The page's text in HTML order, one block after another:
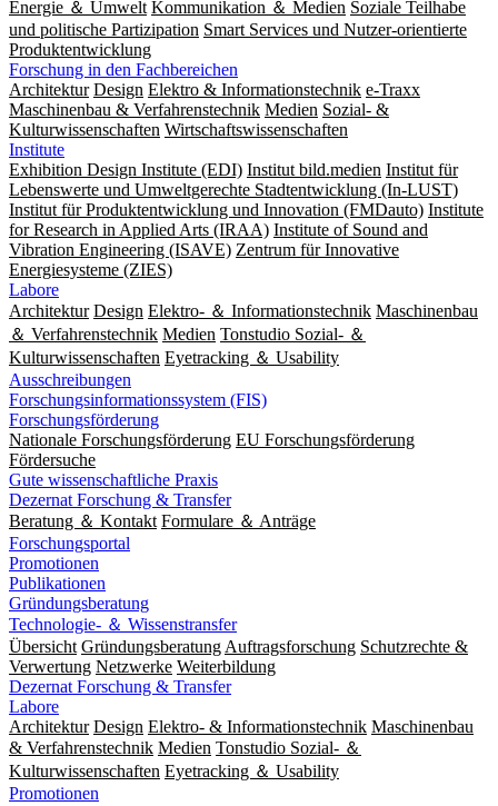
Energie ＆ Umwelt Kommunikation ＆ Medien Soziale Teilhabe
und politische Partizipation Smart Services und Nutzer-orientierte
Produktentwicklung
Forschung in den Fachbereichen
Architektur Design Elektro & Informationstechnik e-Traxx
Maschinenbau & Verfahrenstechnik Medien Sozial- &
Kulturwissenschaften Wirtschaftswissenschaften
Institute
Exhibition Design Institute (EDI) Institut bild.medien Institut für
Lebenswerte und Umweltgerechte Stadtentwicklung (In-LUST)
Institut für Produktentwicklung und Innovation (FMDauto) Institute
for Research in Applied Arts (IRAA) Institute of Sound and
Vibration Engineering (ISAVE) Zentrum für Innovative
Energiesysteme (ZIES)
Labore
Architektur Design Elektro- ＆ Informationstechnik Maschinenbau
＆ Verfahrenstechnik Medien Tonstudio Sozial- ＆
Kulturwissenschaften Eyetracking ＆ Usability
Ausschreibungen
Forschungsinformationssystem (FIS)
Forschungsförderung
Nationale Forschungsförderung EU Forschungsförderung
Fördersuche
Gute wissenschaftliche Praxis
Dezernat Forschung & Transfer
Beratung ＆ Kontakt Formulare ＆ Anträge
Forschungsportal
Promotionen
Publikationen
Gründungsberatung
Technologie- ＆ Wissenstransfer
Übersicht Gründungsberatung Auftragsforschung Schutzrechte &
Verwertung Netzwerke Weiterbildung
Dezernat Forschung & Transfer
Labore
Architektur Design Elektro- & Informationstechnik Maschinenbau
& Verfahrenstechnik Medien Tonstudio Sozial- ＆
Kulturwissenschaften Eyetracking ＆ Usability
Promotionen